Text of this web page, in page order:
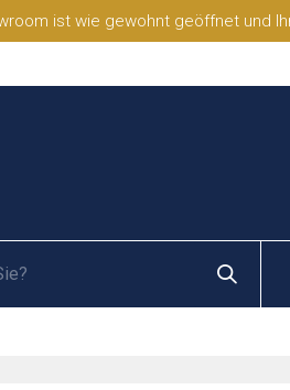
ist wie gewohnt geöffnet und